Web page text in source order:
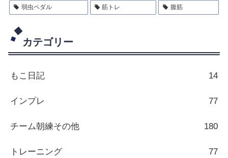
弱虫ペダル 筋トレ 腹筋
カテゴリー
もこ日記 14
インプレ 77
チーム朝練その他 180
トレーニング 77